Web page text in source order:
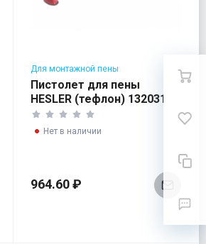
Для монтажной пены
Пистолет для пены
HESLER (тефлон) 132031
Нет в наличии
964.60 ₽